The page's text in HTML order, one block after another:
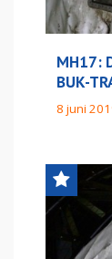
MH17:
BUK-
8 juni